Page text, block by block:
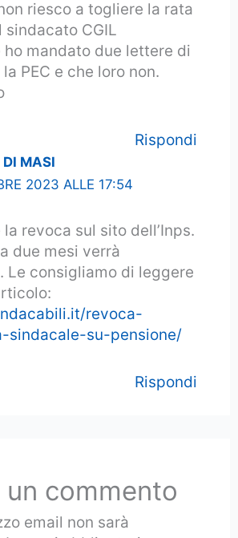
riesco a togliere la rata
sindacato CGIL
ho mandato due lettere di
PEC e che loro non.
Rispondi
MASI
2023 ALLE 17:54
revoca sul sito dell’Inps.
due mesi verrà
Le consigliamo di leggere
revoca-
sindacale-su-pensione/
Rispondi
un commento
email non sarà